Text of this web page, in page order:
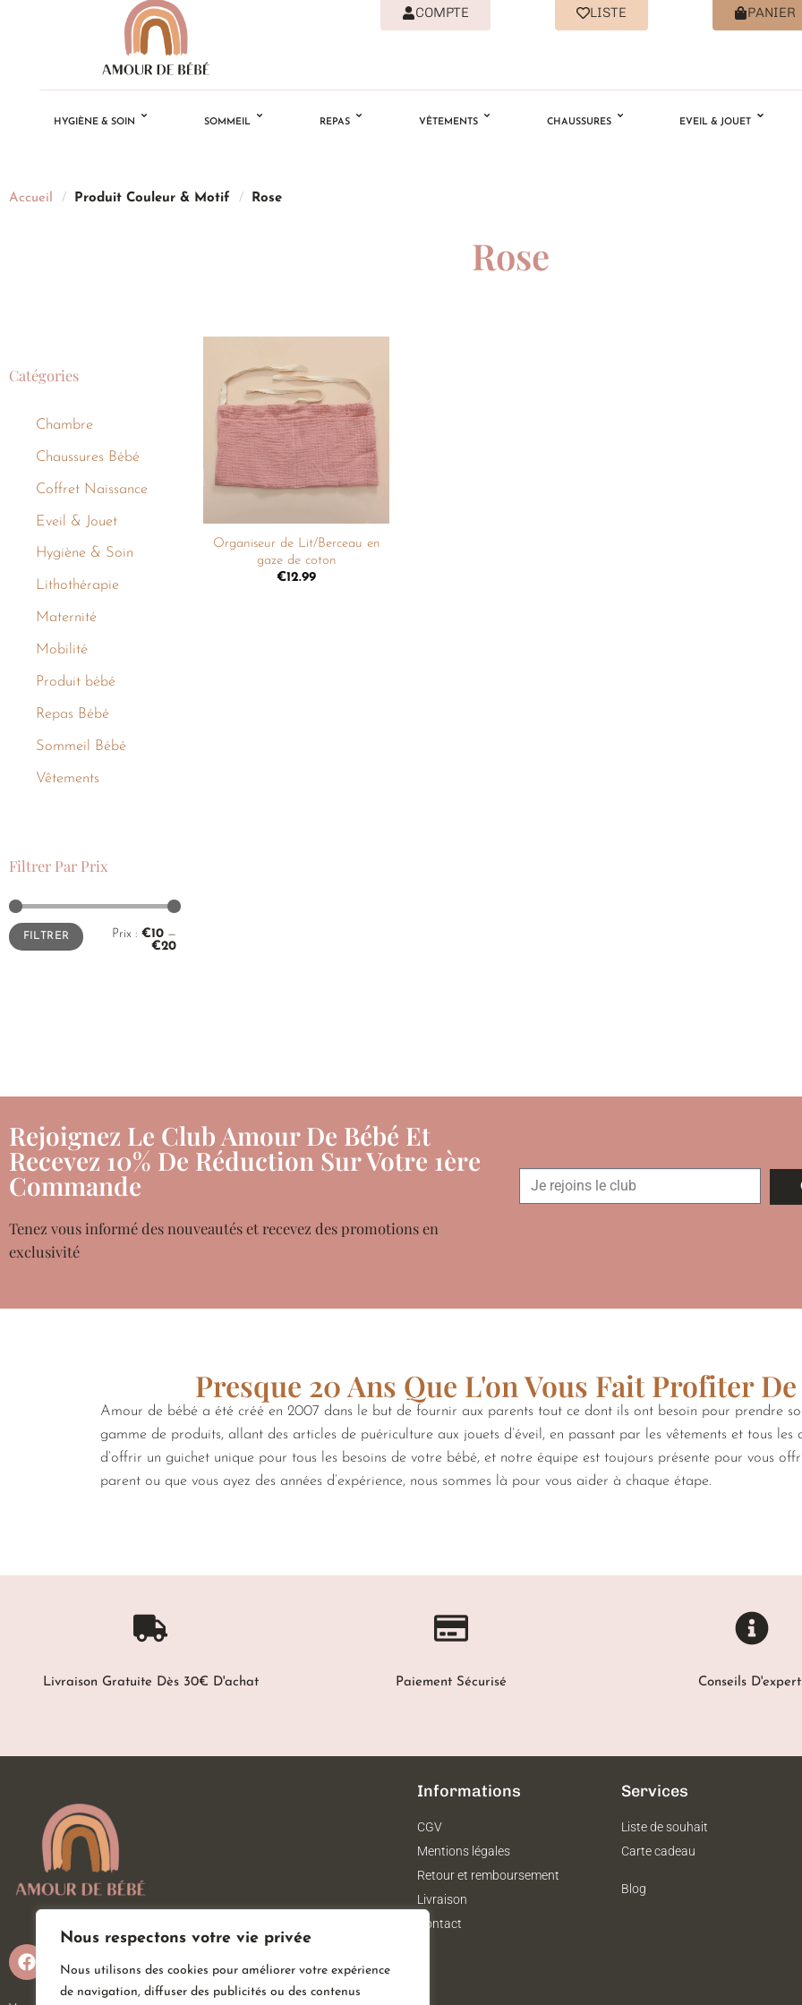
Nous respectons votre vie privée
Nous utilisons des cookies pour améliorer votre expérience
de navigation, diffuser des publicités ou des contenus
COMPTE LISTE PANIER
HYGIÈNE & SOIN SOMMEIL REPAS VÊTEMENTS CHAUSSURES EVEIL & JOUET
Accueil / Produit Couleur & Motif / Rose
Rose
Catégories
Chambre
Chaussures Bébé
Coffret Naissance
Eveil & Jouet
Hygiène & Soin
Lithothérapie
Maternité
Mobilité
Produit bébé
Repas Bébé
Sommeil Bébé
Vêtements
Filtrer Par Prix
FILTRER Prix : €10 —
€20
Ajouter
à la
liste de
souhaits
Organiseur de Lit/Berceau en
gaze de coton
€12.99
Rejoignez Le Club Amour De Bébé Et
Recevez 10% De Réduction Sur Votre 1ère
Commande
Tenez vous informé des nouveautés et recevez des promotions en
exclusivité
Presque 20 Ans Que L'on Vous Fait Profiter
Amour de bébé a été créé en 2007 dans le but de fournir aux parents tout ce dont ils ont besoin pour prendre
gamme de produits, allant des articles de puériculture aux jouets d’éveil, en passant par les vêtements et tous les
d’offrir un guichet unique pour tous les besoins de votre bébé, et notre équipe est toujours présente pour vous
parent ou que vous ayez des années d’expérience, nous sommes là pour vous aider à chaque étape.
Livraison Gratuite Dès 30€ D'achat Paiement Sécurisé Conseils
Informations
CGV
Mentions légales
Retour et remboursement
Livraison
Contact
Services
Liste de souhait
Carte cadeau
Blog